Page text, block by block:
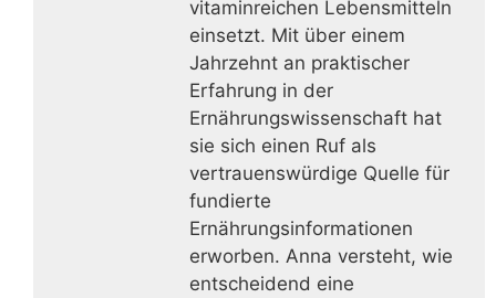
vitaminreichen Lebensmitteln
einsetzt. Mit über einem
Jahrzehnt an praktischer
Erfahrung in der
Ernährungswissenschaft hat
sie sich einen Ruf als
vertrauenswürdige Quelle für
fundierte
Ernährungsinformationen
erworben. Anna versteht, wie
entscheidend eine